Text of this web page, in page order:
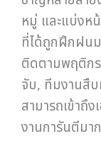
หมู่ และแบ่งห
ที่ได้ถูกฝึกฝน
ติดตามพฤติก
จับ, ทีมงานสืบ
สามารถเข้าถึ
งานการันตีมา